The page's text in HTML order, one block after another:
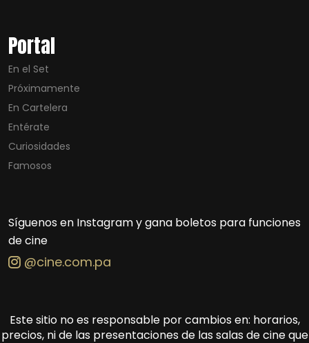
Portal
En el Set
Próximamente
En Cartelera
Entérate
Curiosidades
Famosos
Síguenos en Instagram y gana boletos para funciones
de cine
@cine.com.pa
Este sitio no es responsable por cambios en: horarios,
precios, ni de las presentaciones de las salas de cine que